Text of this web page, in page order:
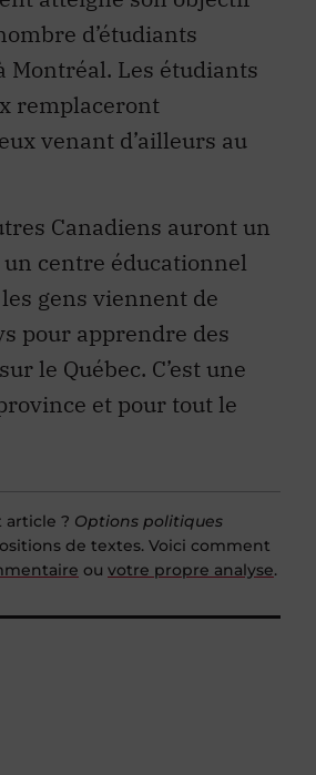
d’étudiants
Montréal. Les étudiants
remplaceront
venant d’ailleurs au
Canadiens auront un
un centre éducationnel
gens viennent de
pour apprendre des
le Québec. C’est une
et pour tout le
article ?
Options politiques
de textes. Voici comment